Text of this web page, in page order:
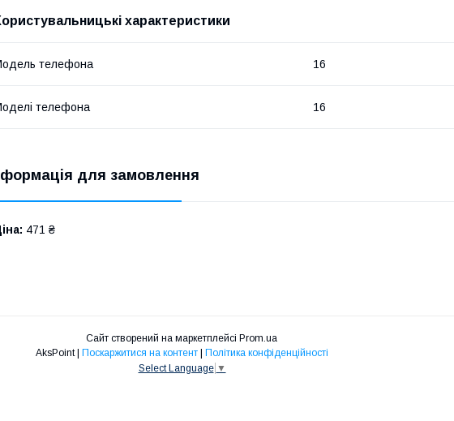
характеристики
телефона 16
телефона 16
для замовлення
471 ₴
Сайт створений на маркетплейсі Prom.ua
AksPoint | Поскаржитися на контент | Політика конфіденційності
Select Language ▼